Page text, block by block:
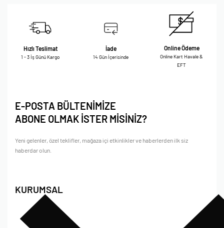
Hızlı Teslimat
1 - 3 İş Günü Kargo
İade
14 Gün İçerisinde
Online Ödeme
Online Kart Havale &
EFT
KURUMSAL
E-POSTA BÜLTENİMİZE
ABONE OLMAK İSTER MİSİNİZ?
Yeni gelenler, özel teklifler, mağaza içi etkinlikler ve haberlerden ilk siz
haberdar olun.